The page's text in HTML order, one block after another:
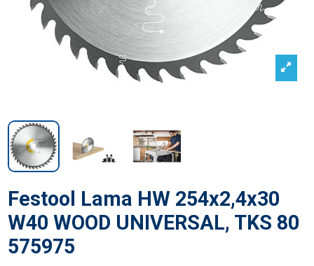
Festool Lama HW 254x2,4x30
W40 WOOD UNIVERSAL, TKS 80
575975